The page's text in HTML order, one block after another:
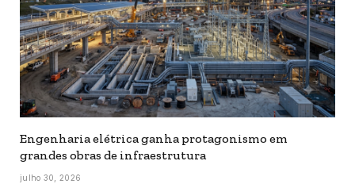
Engenharia elétrica ganha protagonismo em
grandes obras de infraestrutura
julho 30, 2026